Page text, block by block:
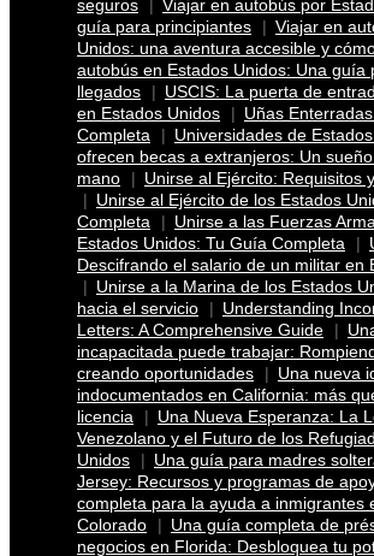
seguros
Viajar en autobús por
guía para principiantes
Viajar en
Unidos: una aventura accesible y
autobús en Estados Unidos: Una guía
llegados
USCIS: La puerta de
en Estados Unidos
Uñas
Completa
Universidades de
ofrecen becas a extranjeros: Un
mano
Unirse al Ejército: Requisitos
Unirse al Ejército de los Estados
Completa
Unirse a las Fuerzas
Estados Unidos: Tu Guía Completa
Descifrando el salario de un militar en
Unirse a la Marina de los Estados
hacia el servicio
Understanding
Letters: A Comprehensive Guide
incapacitada puede trabajar:
creando oportunidades
Una nueva
indocumentados en California: más
licencia
Una Nueva Esperanza: La
Venezolano y el Futuro de los
Unidos
Una guía para madres
Jersey: Recursos y programas de
completa para la ayuda a inmigrantes
Colorado
Una guía completa de
negocios en Florida: Desbloquea tu